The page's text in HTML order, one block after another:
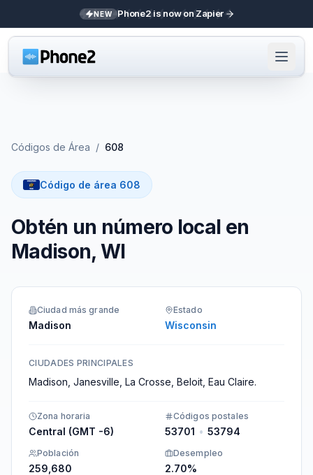
NEW Phone2 is now on Zapier
Códigos de Área / 608
Código de área 608
Obtén un número local en
Madison, WI
Ciudad más grande
Madison
Estado
Wisconsin
CIUDADES PRINCIPALES
Madison, Janesville, La Crosse, Beloit, Eau Claire.
Zona horaria
Central (GMT -6)
Códigos postales
53701 • 53794
Población
259,680
Desempleo
2.70%